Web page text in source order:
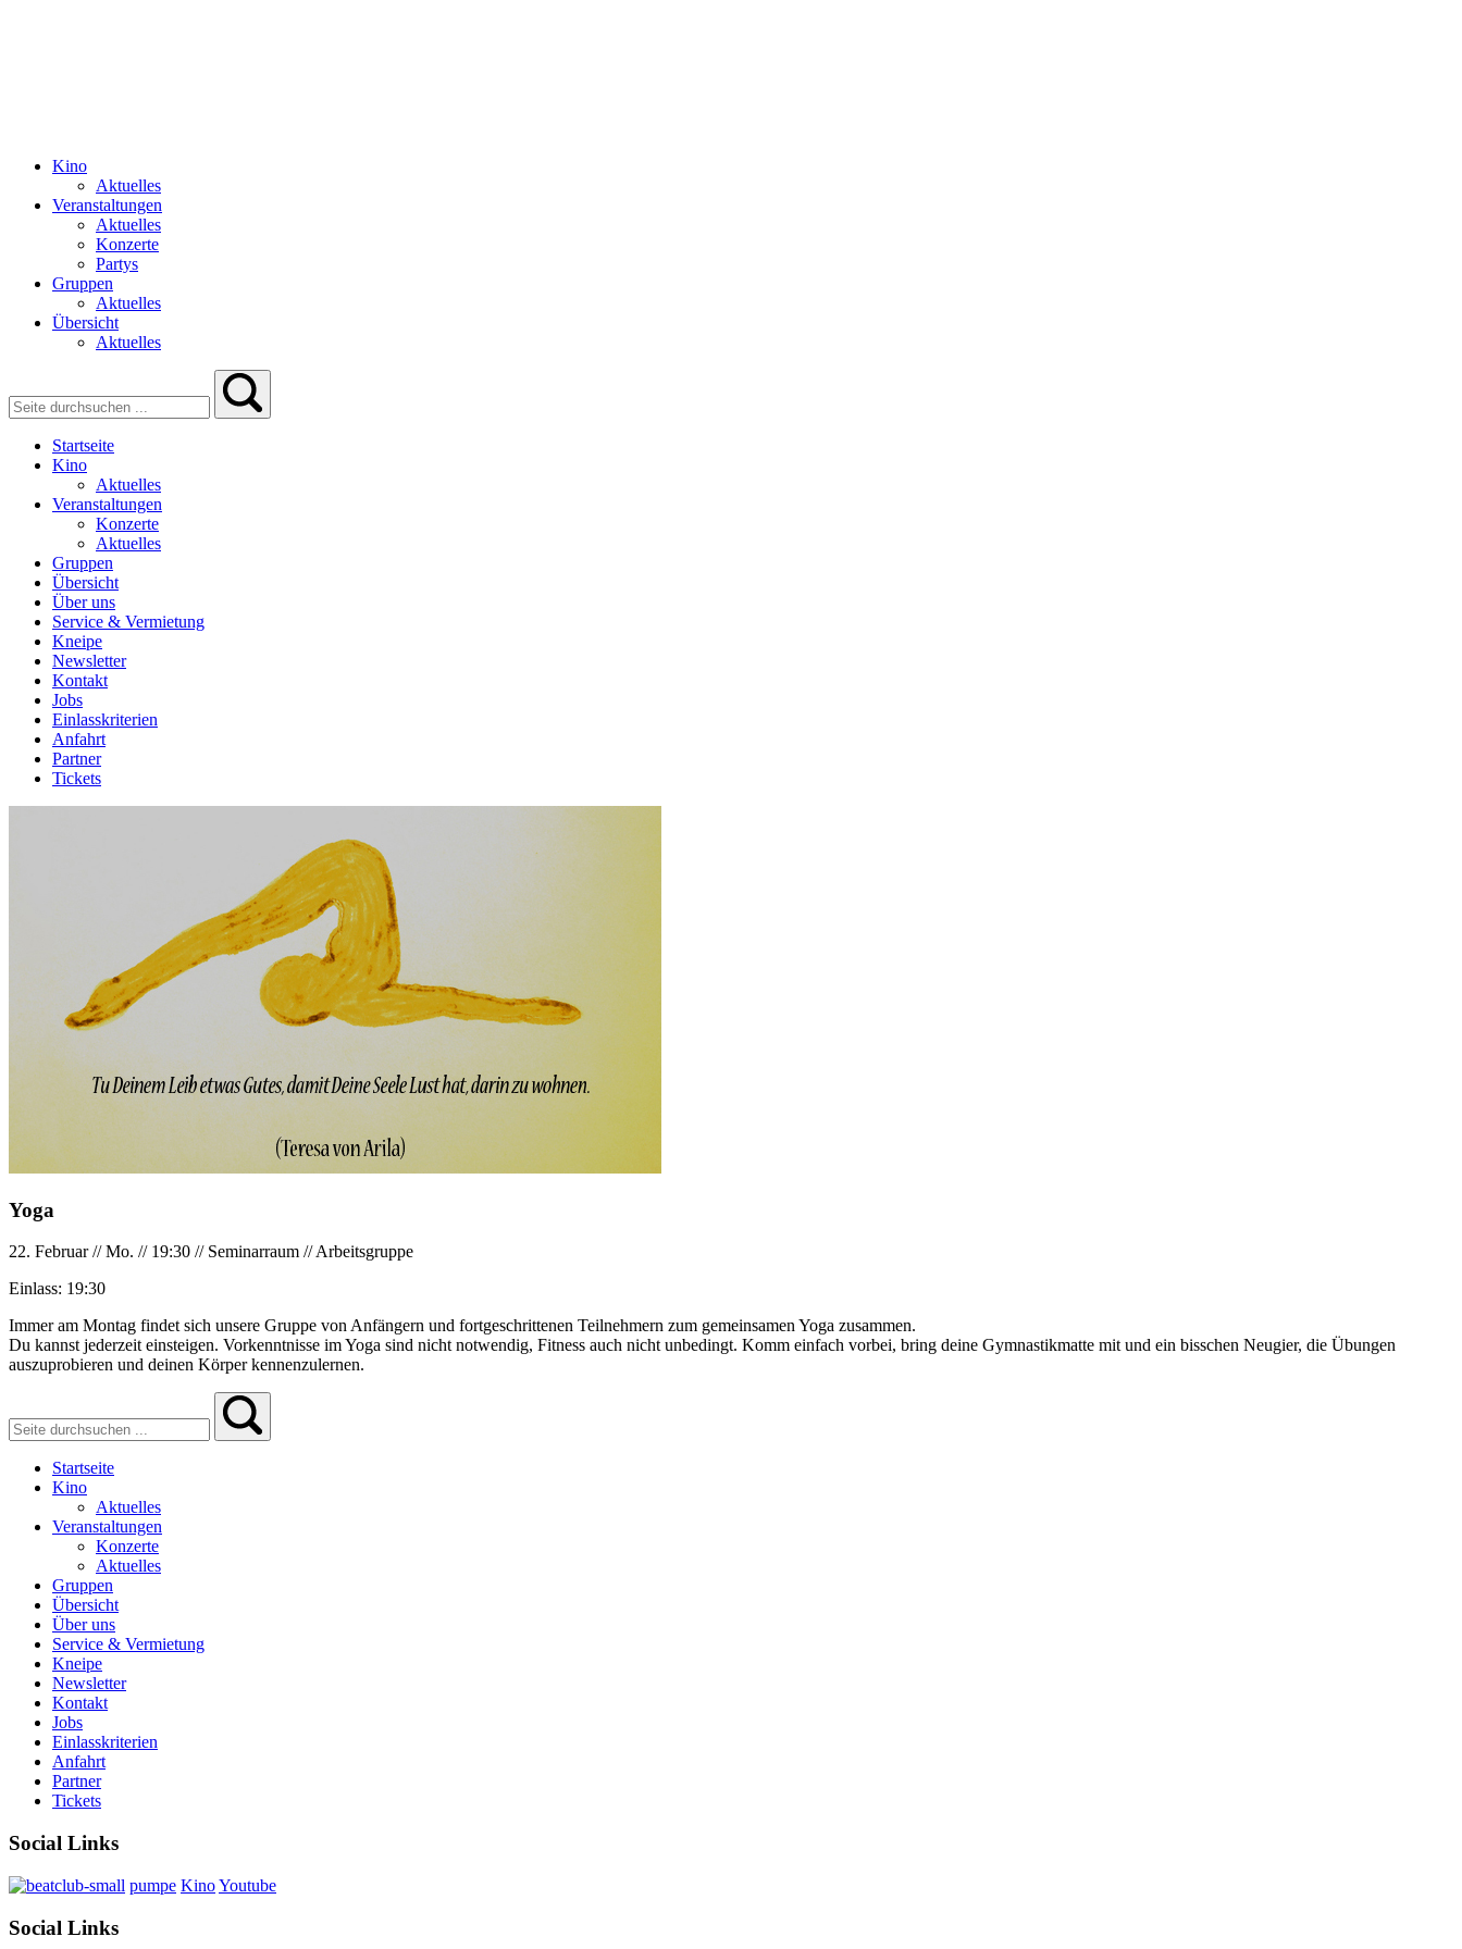
Kino
Aktuelles
Veranstaltungen
Aktuelles
Konzerte
Partys
Gruppen
Aktuelles
Übersicht
Aktuelles
Startseite
Kino
Aktuelles
Veranstaltungen
Konzerte
Aktuelles
Gruppen
Übersicht
Über uns
Service & Vermietung
Kneipe
Newsletter
Kontakt
Jobs
Einlasskriterien
Anfahrt
Partner
Tickets
Yoga
22. Februar//Mo. // 19:30 // Seminarraum //Arbeitsgruppe
Einlass: 19:30
Immer am Montag findet sich unsere Gruppe von Anfängern und fortgeschrittenen Teilnehmern zum gemeinsamen Yoga zusammen.
Du kannst jederzeit einsteigen. Vorkenntnisse im Yoga sind nicht notwendig, Fitness auch nicht unbedingt. Komm einfach vorbei, bring deine Gymnastikmatte mit und ein bisschen Neugier, die Übungen
auszuprobieren und deinen Körper kennenzulernen.
Startseite
Kino
Aktuelles
Veranstaltungen
Konzerte
Aktuelles
Gruppen
Übersicht
Über uns
Service & Vermietung
Kneipe
Newsletter
Kontakt
Jobs
Einlasskriterien
Anfahrt
Partner
Tickets
Social Links
pumpe KinoYoutube
Social Links